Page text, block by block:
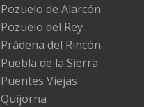
Pozuelo de Alarcón
Pozuelo del Rey
Prádena del Rincón
Puebla de la Sierra
Puentes Viejas
Quijorna